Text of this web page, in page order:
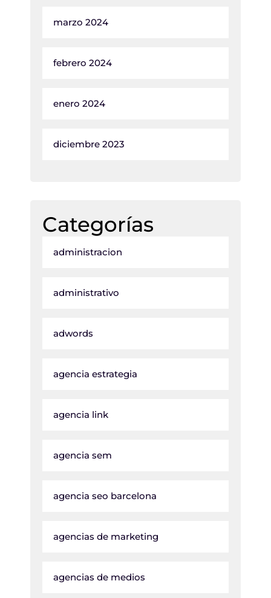
marzo 2024
febrero 2024
enero 2024
diciembre 2023
Categorías
administracion
administrativo
adwords
agencia estrategia
agencia link
agencia sem
agencia seo barcelona
agencias de marketing
agencias de medios